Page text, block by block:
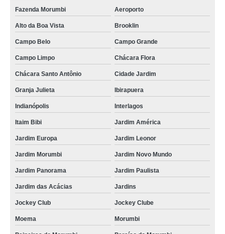
Fazenda Morumbi Aeroporto
Alto da Boa Vista Brooklin
Campo Belo Campo Grande
Campo Limpo Chácara Flora
Chácara Santo Antônio Cidade Jardim
Granja Julieta Ibirapuera
Indianópolis Interlagos
Itaim Bibi Jardim América
Jardim Europa Jardim Leonor
Jardim Morumbi Jardim Novo Mundo
Jardim Panorama Jardim Paulista
Jardim das Acácias Jardins
Jockey Club Jockey Clube
Moema Morumbi